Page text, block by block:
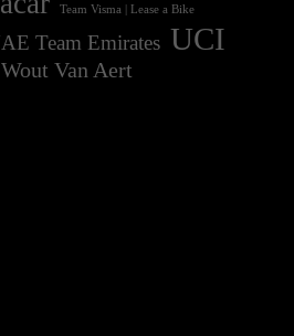
Team Visma | Lease a Bike
Team Emirates UCI
Wout Van Aert